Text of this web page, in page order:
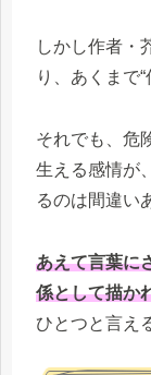
しかし作者・
り、あくまで
それでも、危
生える感情が
るのは間違い
あえて言葉に
係として描か
ひとつと言え